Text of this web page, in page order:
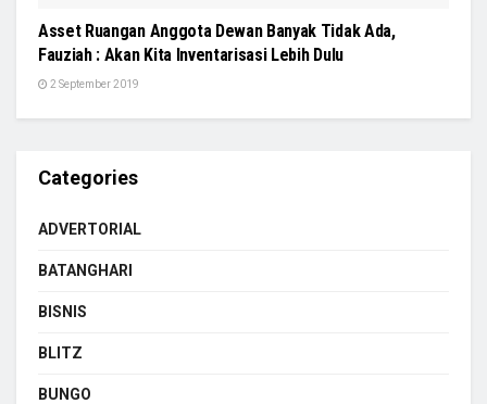
Asset Ruangan Anggota Dewan Banyak Tidak Ada,
Fauziah : Akan Kita Inventarisasi Lebih Dulu
2 September 2019
Categories
ADVERTORIAL
BATANGHARI
BISNIS
BLITZ
BUNGO